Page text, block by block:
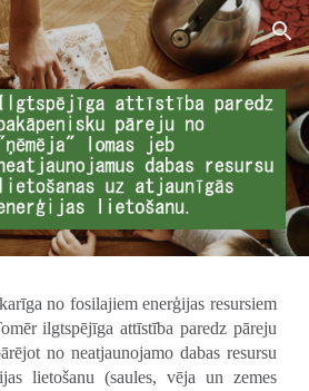
Skip to navigation
no fosilajiem enerģijas resursiem
ilgtspējīga attīstība paredz pāreju
no neatjaunojamo dabas resursu
lietošanu (saules, vēja un zemes